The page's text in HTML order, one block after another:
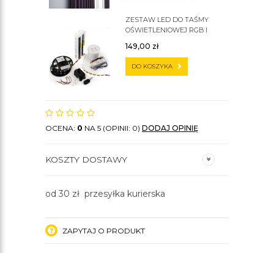
ZESTAW LED DO TAŚMY
OŚWIETLENIOWEJ RGB I
149,00 zł
DO KOSZYKA
OCENA: 0 NA 5 (OPINII: 0) DODAJ OPINIĘ
KOSZTY DOSTAWY
od 30 zł przesyłka kurierska
ZAPYTAJ O PRODUKT